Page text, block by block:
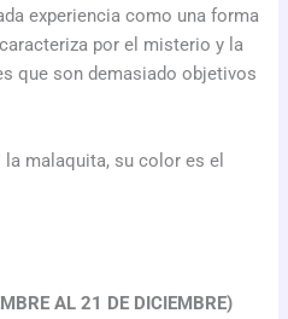
experiencia como una forma
por el misterio y la
que son demasiado objetivos
la malaquita, su color es el
AL 21 DE DICIEMBRE)